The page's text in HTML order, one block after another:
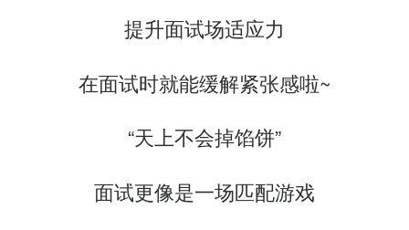
提升面试场适应力
在面试时就能缓解紧张感啦~
“天上不会掉馅饼”
面试更像是一场匹配游戏